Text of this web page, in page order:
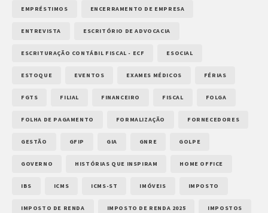
EMPRÉSTIMOS ENCERRAMENTO DE EMPRESA
ENTREVISTA ESCRITÓRIO DE ADVOCACIA
ESCRITURAÇÃO CONTÁBIL FISCAL - ECF ESOCIAL
ESTOQUE EVENTOS EXAMES MÉDICOS FÉRIAS
FGTS FILIAL FINANCEIRO FISCAL FOLGA
FOLHA DE PAGAMENTO FORMALIZAÇÃO FORNECEDORES
GESTÃO GFIP GIA GNRE GOLPE
GOVERNO HISTÓRIAS QUE INSPIRAM HOME OFFICE
IBS ICMS ICMS-ST IMÓVEIS IMPOSTO
IMPOSTO DE RENDA IMPOSTO DE RENDA 2025 IMPOSTOS